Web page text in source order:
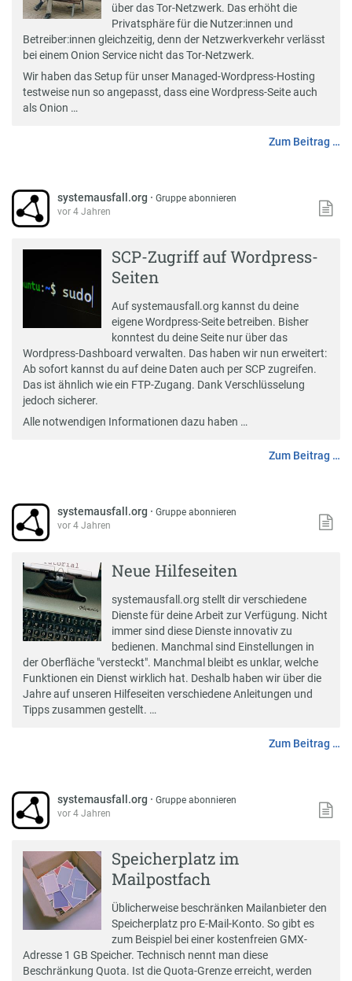
über das Tor-Netzwerk. Das erhöht die
Privatsphäre für die Nutzer:innen und
Betreiber:innen gleichzeitig, denn der Netzwerkverkehr verlässt
bei einem Onion Service nicht das Tor-Netzwerk.
Wir haben das Setup für unser Managed-Wordpress-Hosting
testweise nun so angepasst, dass eine Wordpress-Seite auch
als Onion …
Zum Beitrag …
systemausfall.org ·Gruppe abonnieren
vor 4 Jahren
SCP-Zugriff auf Wordpress-
Seiten
Auf systemausfall.org kannst du deine
eigeneWordpress-Seite betreiben. Bisher
konntest du deine Seite nur über das
Wordpress-Dashboard verwalten. Das haben wir nun erweitert:
Ab sofort kannst du auf deine Daten auch perSCPzugreifen.
Das ist ähnlich wie ein FTP-Zugang. Dank Verschlüsselung
jedoch sicherer.
Alle notwendigen Informationen dazu haben …
Zum Beitrag …
systemausfall.org ·Gruppe abonnieren
vor 4 Jahren
Neue Hilfeseiten
systemausfall.org stellt dir verschiedene
Dienste für deine Arbeit zur Verfügung. Nicht
immer sind diese Dienste innovativ zu
bedienen. Manchmal sind Einstellungen in
der Oberfläche "versteckt". Manchmal bleibt es unklar, welche
Funktionen ein Dienst wirklich hat. Deshalb haben wir über die
Jahre auf unseren Hilfeseiten verschiedene Anleitungen und
Tipps zusammen gestellt. …
Zum Beitrag …
systemausfall.org ·Gruppe abonnieren
vor 4 Jahren
Speicherplatz im
Mailpostfach
Üblicherweise beschränken Mailanbieter den
Speicherplatz pro E-Mail-Konto. So gibt es
zum Beispiel bei einer kostenfreien GMX-
Adresse 1 GB Speicher. Technisch nennt man diese
Beschränkung Quota. Ist die Quota-Grenze erreicht, werden